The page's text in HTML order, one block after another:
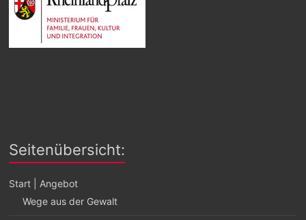
Seitenübersicht:
Start | Angebot
Wege aus der Gewalt